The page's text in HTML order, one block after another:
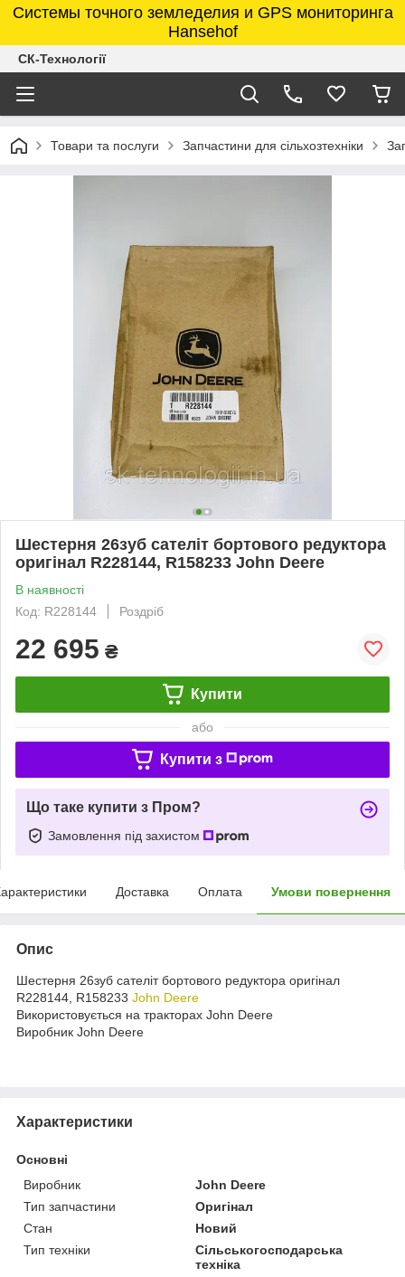
Системы точного земледелия и GPS мониторинга
Hansehof
СК-Технології
Товари та послуги Запчастини для сільхозтехніки
Шестерня 26зуб сателіт бортового редуктора
оригінал R228144, R158233 John Deere
В наявності
Код: R228144
Роздріб
22 695 ₴
Купити
або
Купити з
Що таке купити з Пром?
Замовлення під захистом
Доставка Оплата Умови повернення
Опис
Шестерня 26зуб сателіт бортового редуктора оригінал
R228144, R158233 John Deere
Використовується на тракторах John Deere
Виробник John Deere
Характеристики
Основні
Виробник
John Deere
Тип запчастини
Оригінал
Стан
Новий
Тип техніки
Сільськогосподарська
техніка